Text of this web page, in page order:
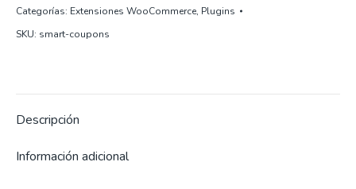
con
Categorías: Extensiones WooCommerce, Plugins
SKU: smart-coupons
Descripción
Información adicional